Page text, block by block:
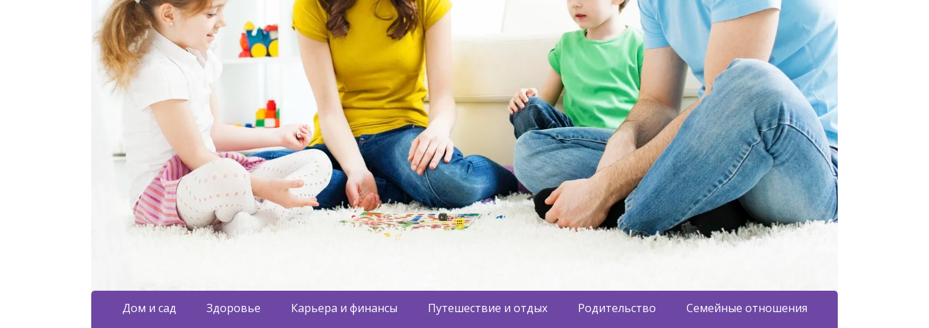
Дом и сад Здоровье Карьера и финансы Путешествие и отдых Родительство Семейные отношения